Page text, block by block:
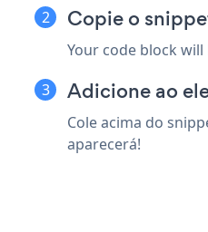
Copie o
Your code block
Adicione ao
Cole acima do
aparecerá!